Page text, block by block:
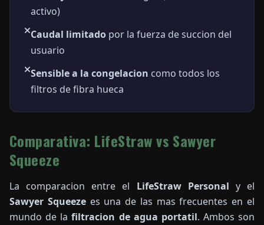
activo)
Caudal limitado por la fuerza de succion del
usuario
Sensible a la congelacion como todos los
filtros de fibra hueca
Comparativa: LifeStraw vs Sawyer
Squeeze
La comparacion entre el LifeStraw Personal y el
Sawyer Squeezees una de las mas frecuentes en el
mundo de lafiltracion de agua portatil. Ambos son